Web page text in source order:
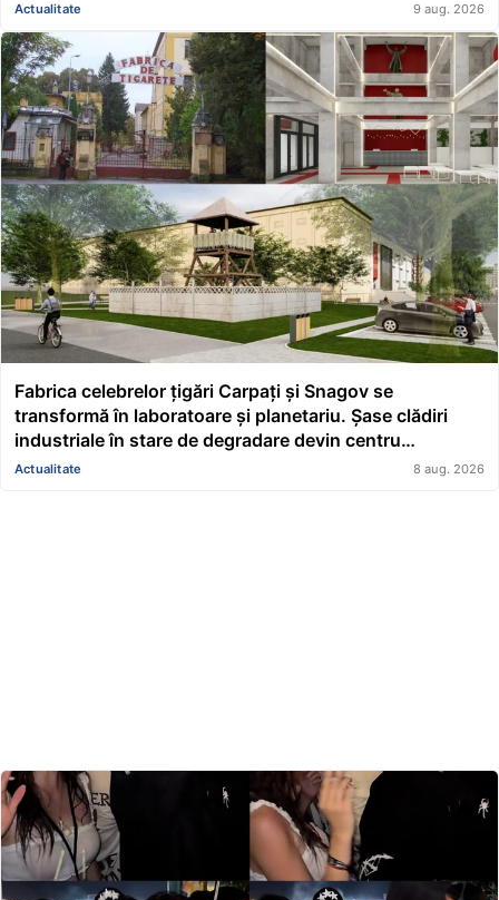
Actualitate 9 aug. 2026
Fabrica celebrelor țigări Carpați și Snagov se
transformă în laboratoare și planetariu. Șase clădiri
industriale în stare de degradare devin centru
educațional și științific
Actualitate 8 aug. 2026